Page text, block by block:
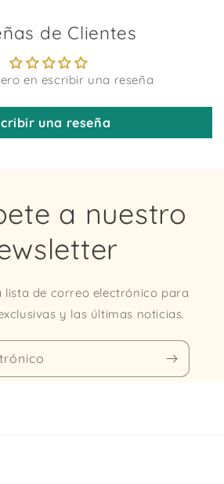
de Clientes
en escribir una reseña
una reseña
a nuestro
lista de correo electrónico para
y las últimas noticias.